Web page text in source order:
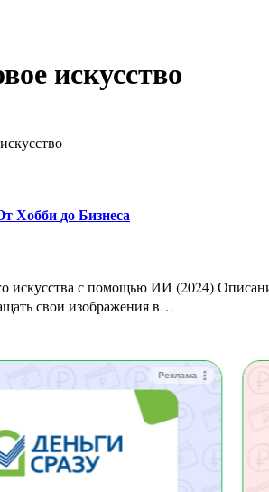
искусство
Хобби до Бизнеса
свои изображения в…
Реклама